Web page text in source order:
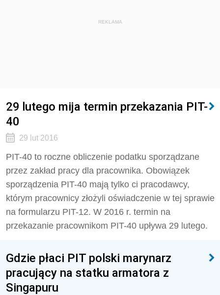
REKLAMA
29 lutego mija termin przekazania PIT-
40
29 lut 2016
PIT-40 to roczne obliczenie podatku sporządzane
przez zakład pracy dla pracownika. Obowiązek
sporządzenia PIT-40 mają tylko ci pracodawcy,
którym pracownicy złożyli oświadczenie w tej sprawie
na formularzu PIT-12. W 2016 r. termin na
przekazanie pracownikom PIT-40 upływa 29 lutego.
Gdzie płaci PIT polski marynarz
pracujący na statku armatora z
Singapuru